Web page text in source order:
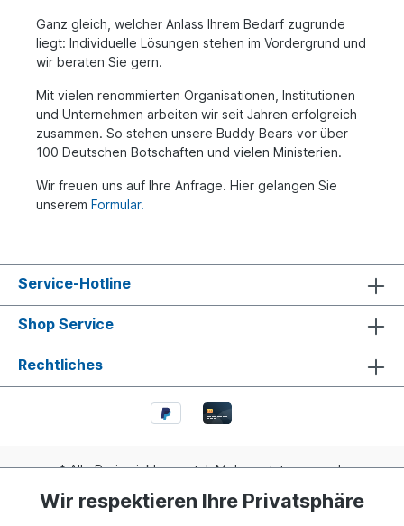
Ganz gleich, welcher Anlass Ihrem Bedarf zugrunde
liegt: Individuelle Lösungen stehen im Vordergrund und
wir beraten Sie gern.
Mit vielen renommierten Organisationen, Institutionen
und Unternehmen arbeiten wir seit Jahren erfolgreich
zusammen. So stehen unsere Buddy Bears vor über
100 Deutschen Botschaften und vielen Ministerien.
Wir freuen uns auf Ihre Anfrage. Hier gelangen Sie
unserem Formular.
Service-Hotline
Shop Service
Rechtliches
* Alle Preise inkl. gesetzl. Mehrwertsteuer zzgl.
anders angegeben.
Wir respektieren Ihre Privatsphäre